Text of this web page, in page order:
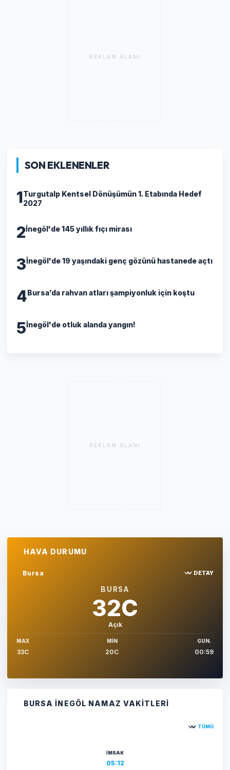
REKLAM ALANI
SON EKLENENLER
1Turgutalp Kentsel Dönüşümün 1. Etabında Hedef
2027
2İnegöl'de 145 yıllık fıçı mirası
3İnegöl'de 19 yaşındaki genç gözünü hastanede açtı
4Bursa’da rahvan atları şampiyonluk için koştu
5İnegöl'de otluk alanda yangın!
REKLAM ALANI
HAVA DURUMU
Sehir sec
DETAY
BURSA
32C
Açık
MAX
33C
MIN
20C
GUN.
00:59
BURSA İNEGÖL NAMAZ VAKITLERI
TÜMÜ
İMSAK
05:12